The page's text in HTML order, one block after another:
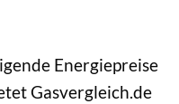
Energiepreise
Gasvergleich.de